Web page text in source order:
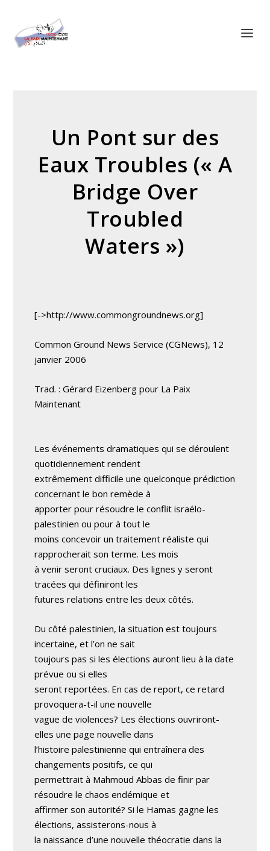
Un Pont sur des
Eaux Troubles (« A
Bridge Over
Troubled
Waters »)
[->http://www.commongroundnews.org]
Common Ground News Service (CGNews), 12
janvier 2006
Trad. : Gérard Eizenberg pour La Paix
Maintenant
Les événements dramatiques qui se déroulent
quotidiennement rendent
extrêmement difficile une quelconque prédiction
concernant le bon remède à
apporter pour résoudre le conflit israélo-
palestinien ou pour à tout le
moins concevoir un traitement réaliste qui
rapprocherait son terme. Les mois
à venir seront cruciaux. Des lignes y seront
tracées qui définiront les
futures relations entre les deux côtés.
Du côté palestinien, la situation est toujours
incertaine, et l’on ne sait
toujours pas si les élections auront lieu à la date
prévue ou si elles
seront reportées. En cas de report, ce retard
provoquera-t-il une nouvelle
vague de violences? Les élections ouvriront-
elles une page nouvelle dans
l’histoire palestinienne qui entraînera des
changements positifs, ce qui
permettrait à Mahmoud Abbas de finir par
résoudre le chaos endémique et
affirmer son autorité? Si le Hamas gagne les
élections, assisterons-nous à
la naissance d’une nouvelle théocratie dans la